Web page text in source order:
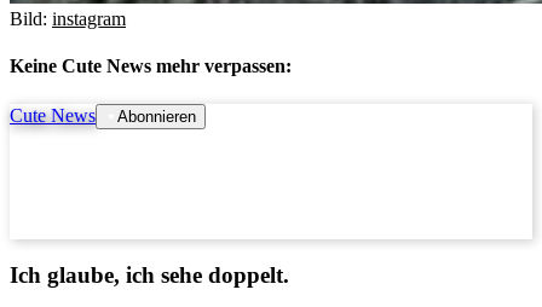
Bild: instagram
Keine Cute News mehr verpassen:
Cute News Abonnieren
Ich glaube, ich sehe doppelt.